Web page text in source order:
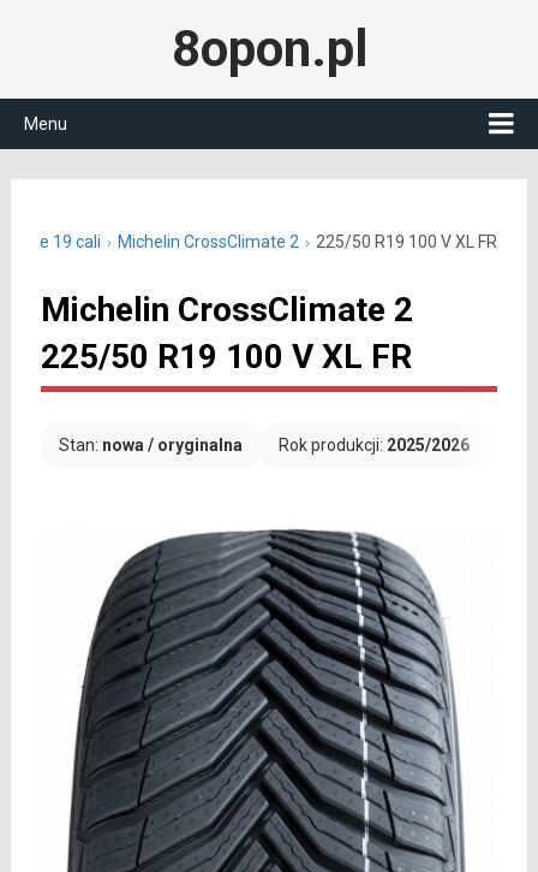
8opon.pl
Menu
19 cali Michelin CrossClimate 2 225/50 R19 100 V XL FR
Michelin CrossClimate 2
225/50 R19 100 V XL FR
Stan: nowa / oryginalna Rok produkcji: 2025/2026